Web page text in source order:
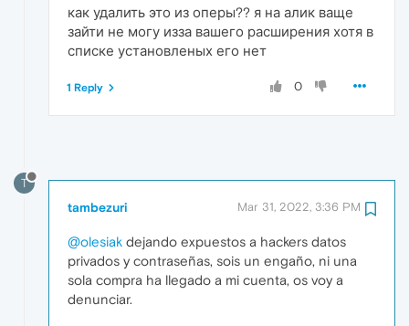
как удалить это из оперы?? я на алик ваще
зайти не могу изза вашего расширения хотя в
списке установленых его нет
0
1 Reply
T
tambezuri Mar 31, 2022, 3:36 PM
@olesiak dejando expuestos a hackers datos
privados y contraseñas, sois un engaño, ni una
sola compra ha llegado a mi cuenta, os voy a
denunciar.